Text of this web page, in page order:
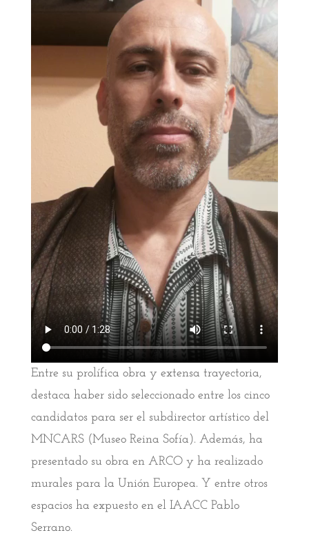
Entre su prolífica obra y extensa trayectoria,
destaca haber sido seleccionado entre los cinco
candidatos para ser el subdirector artístico del
MNCARS (Museo Reina Sofía). Además, ha
presentado su obra en ARCO y ha realizado
murales para la Unión Europea. Y entre otros
espacios ha expuesto en el IAACC Pablo
Serrano.